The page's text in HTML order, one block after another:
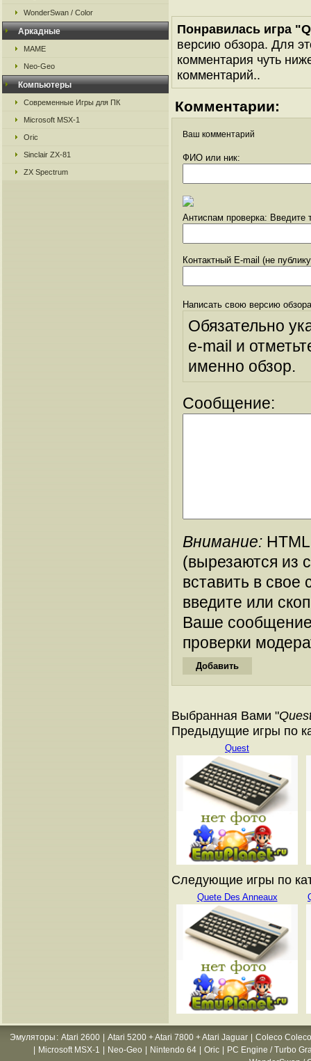
WonderSwan / Color
Аркадные
MAME
Neo-Geo
Компьютеры
Современные Игры для ПК
Microsoft MSX-1
Oric
Sinclair ZX-81
ZX Spectrum
Понравилась игра
версию обзора. Для
комментария чуть
комментарий..
Комментарии:
Ваш комментарий
ФИО или ник:
Антиспам проверка: Введите
Контактный E-mail (не
Написать свою версию
Обязательно
e-mail и
именно обзор.
Сообщение:
Внимание:
(вырезаются из
вставить в
введите или
Ваше
проверки
Выбранная Вами "
Предыдущие игры по
Quest
Следующие игры по
Quete Des Anneaux
Эмуляторы : Atari 2600 Atari 5200 + Atari 7800 + Atari Jaguar
Coleco
Microsoft MSX-1 Neo-Geo Nintendo 64 Oric
PC Engine / Turbo